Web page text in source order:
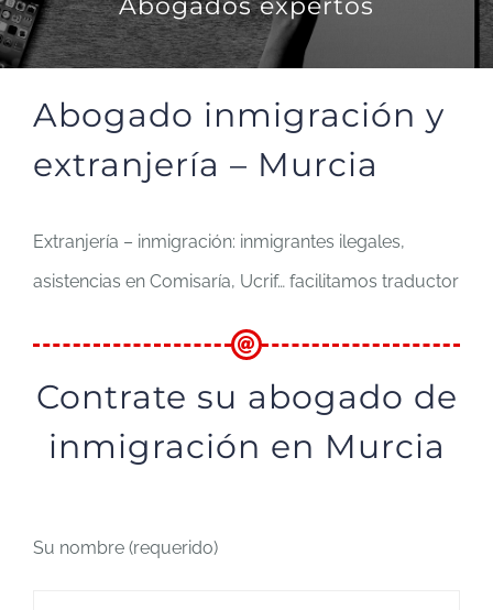
Abogados expertos
Abogado inmigración y
extranjería – Murcia
Extranjería – inmigración: inmigrantes ilegales,
asistencias en Comisaría, Ucrif… facilitamos traductor
Contrate su abogado de
inmigración en Murcia
Su nombre (requerido)